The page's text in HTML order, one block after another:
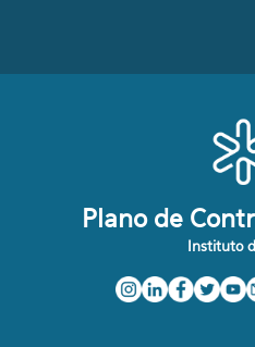
Plano de
Instituto